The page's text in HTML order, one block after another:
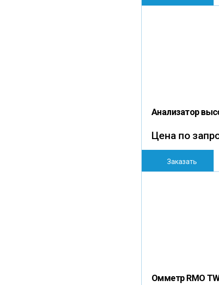
Анализатор
Цена по
Заказать
Омметр RMO TW